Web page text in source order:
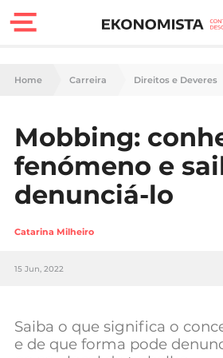
Finanças
Carreira
Casa
Lifestyle
Sociedade
Negócios
Home Carreira Direitos e Deveres
Mobbing:
fenómeno e
denunciá-lo
Catarina Milheiro
15 Jun, 2022
Saiba o que significa o
e de que forma pode